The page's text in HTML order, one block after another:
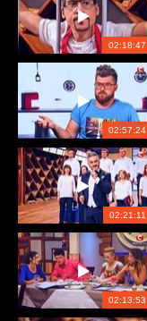
02:18:47
02:57:24
02:21:11
02:13:53